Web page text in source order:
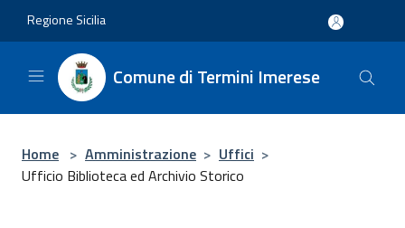
Regione Sicilia
Comune di Termini Imerese
Home > Amministrazione > Uffici >
Ufficio Biblioteca ed Archivio Storico